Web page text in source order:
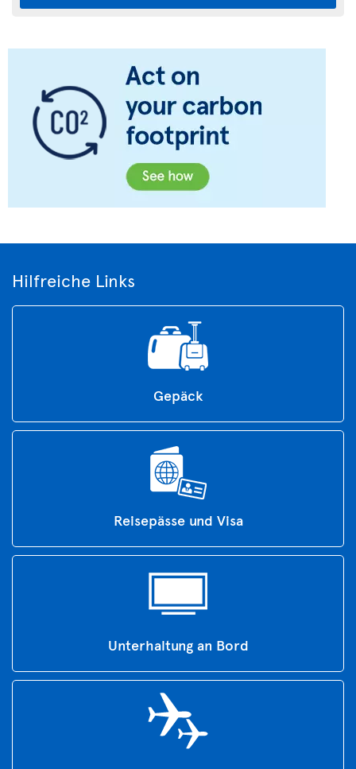
Hilfreiche Links
Gepäck
Reisepässe und Visa
Unterhaltung an Bord